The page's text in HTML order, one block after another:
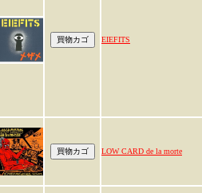
EIEFITS
LOW CARD de la morte